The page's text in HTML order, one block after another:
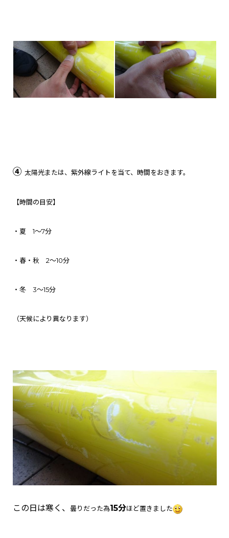
④ 太陽光または、紫外線ライトを当て、時間をおきます。
【時間の目安】
・夏 1～7分
・春・秋 2～10分
・冬 3～15分
（天候により異なります）
この日は寒く、 曇りだった為15分ほど置きました